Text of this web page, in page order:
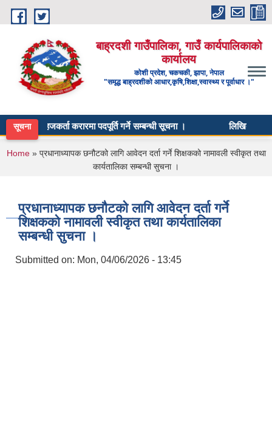
Skip to main content
बाह्रदशी गाउँपालिका, गाउँ कार्यपालिकाको
कार्यालय
कोशी प्रदेश, चकचकी, झापा, नेपाल
"समृद्ध बाह्रदशीको आधार,कृषि,शिक्षा,स्वास्थ्य र पूर्वाधार ।"
सूचना
विकास सहजकर्ता करारमा पदपूर्ति गर्ने सम्बन्धी सूचना । लिखित
You are here
Home» प्रधानाध्यापक छनौटको लागि आवेदन दर्ता गर्ने शिक्षकको नामावली स्वीकृत तथा
कार्यतालिका सम्बन्धी सुचना ।
प्रधानाध्यापक छनौटको लागि आवेदन दर्ता गर्ने
शिक्षकको नामावली स्वीकृत तथा कार्यतालिका
सम्बन्धी सुचना ।
Submitted on: Mon, 04/06/2026 - 13:45